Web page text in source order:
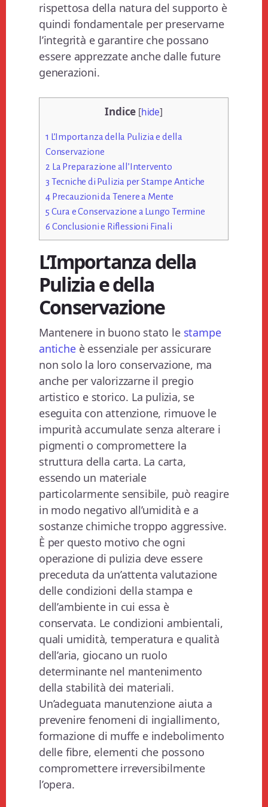
rispettosa della natura del supporto è
quindi fondamentale per preservarne
l’integrità e garantire che possano
essere apprezzate anche dalle future
generazioni.
Indice [hide]
1 L’Importanza della Pulizia e della
Conservazione
2 La Preparazione all’Intervento
3 Tecniche di Pulizia per Stampe Antiche
4Precauzioni da Tenere a Mente
5 Cura e Conservazione a Lungo Termine
6 Conclusioni e Riflessioni Finali
L’Importanza della
Pulizia e della
Conservazione
Mantenere in buono stato le stampe
anticheè essenziale per assicurare
non solo la loro conservazione, ma
anche per valorizzarne il pregio
artistico e storico. La pulizia, se
eseguita con attenzione, rimuove le
impurità accumulate senza alterare i
pigmenti o compromettere la
struttura della carta. La carta,
essendo un materiale
particolarmente sensibile, può reagire
in modo negativo all’umidità e a
sostanze chimiche troppo aggressive.
È per questo motivo che ogni
operazione di pulizia deve essere
preceduta da un’attenta valutazione
delle condizioni della stampa e
dell’ambiente in cui essa è
conservata. Le condizioni ambientali,
quali umidità, temperatura e qualità
dell’aria, giocano un ruolo
determinante nel mantenimento
della stabilità dei materiali.
Un’adeguata manutenzione aiuta a
prevenire fenomeni di ingiallimento,
formazione di muffe e indebolimento
delle fibre, elementi che possono
compromettere irreversibilmente
l’opera.